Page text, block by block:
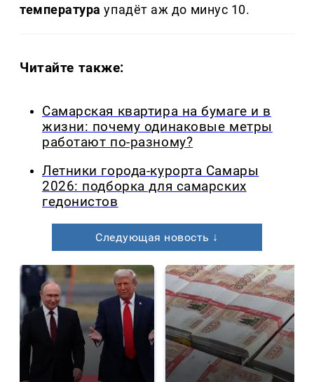
температура упадёт аж до минус 10.
Читайте также:
Самарская квартира на бумаге и в
жизни: почему одинаковые метры
работают по-разному?
Летники города-курорта Самары
2026: подборка для самарских
гедонистов
Следующая новость ↓